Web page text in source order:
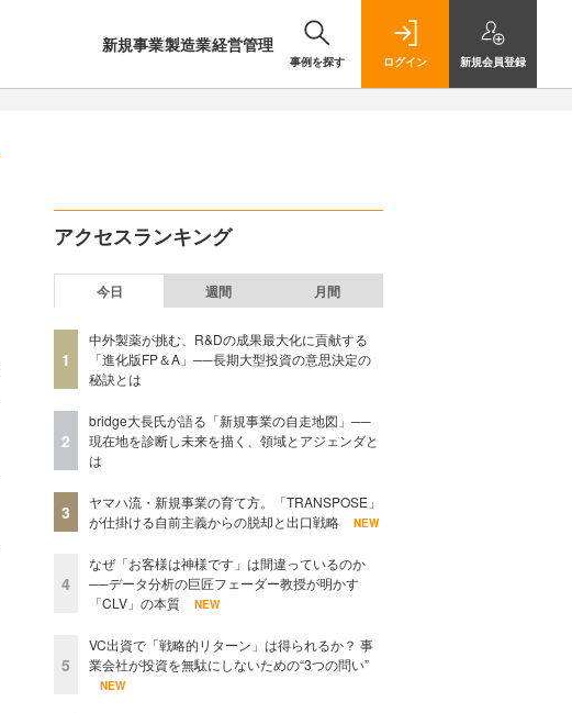
新規事業製造業経営管理
事例を探す ログイン 新規会員登録
アクセスランキング
今日 週間 月間
1
中外製薬が挑む、R&Dの成果最大化に貢献する
「進化版FP＆A」──長期大型投資の意思決定の
秘訣とは
2
bridge大長氏が語る「新規事業の自走地図」──
現在地を診断し未来を描く、領域とアジェンダと
は
3
ヤマハ流・新規事業の育て方。「TRANSPOSE」
が仕掛ける自前主義からの脱却と出口戦略
NEW
4
なぜ「お客様は神様です」は間違っているのか
──データ分析の巨匠フェーダー教授が明かす
「CLV」の本質
NEW
5
VC出資で「戦略的リターン」は得られるか？ 事
業会社が投資を無駄にしないための“3つの問い”
NEW